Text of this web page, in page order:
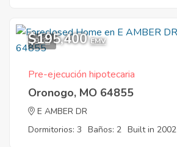
9
$195,400 EMV
Pre-ejecución hipotecaria
Oronogo, MO 64855
E AMBER DR
Dormitorios: 3 Baños: 2 Built in 2002